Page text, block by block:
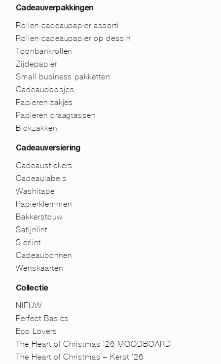
Cadeauverpakkingen
Rollen cadeaupapier assorti
Rollen cadeaupapier op dessin
Toonbankrollen
Zijdepapier
Small business pakketten
Cadeaudoosjes
Papieren zakjes
Papieren draagtassen
Blokzakken
Cadeauversiering
Cadeaustickers
Cadeaulabels
Washitape
Papierklemmen
Bakkerstouw
Satijnlint
Sierlint
Cadeaubonnen
Wenskaarten
Collectie
NIEUW
Perfect Basics
Eco Lovers
The Heart of Christmas ’26 MOODBOARD
The Heart of Christmas – Kerst ’26